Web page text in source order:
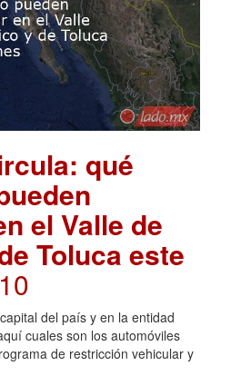
qué
el Valle de
Toluca este
del país y en la entidad
cuales son los automóviles
de restricción vehicular y